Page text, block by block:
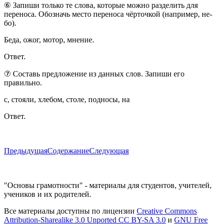
⑥ Запиши только те слова, которые можно разделить для
переноса. Обозначь место переноса чёрточкой (например, не-
бо).
Беда, ожог, мотор, мнение.
Ответ.
⑦ Составь предложение из данных слов. Запиши его
правильно.
с, стояли, хлебом, столе, подносы, на
Ответ.
ПредыдущаяСодержаниеСледующая
"Основы грамотности" - материалы для студентов, учителей,
учеников и их родителей.
Все материалы доступны по лицензии Creative Commons
Attribution-Sharealike 3.0 Unported CC BY-SA 3.0 и GNU Free